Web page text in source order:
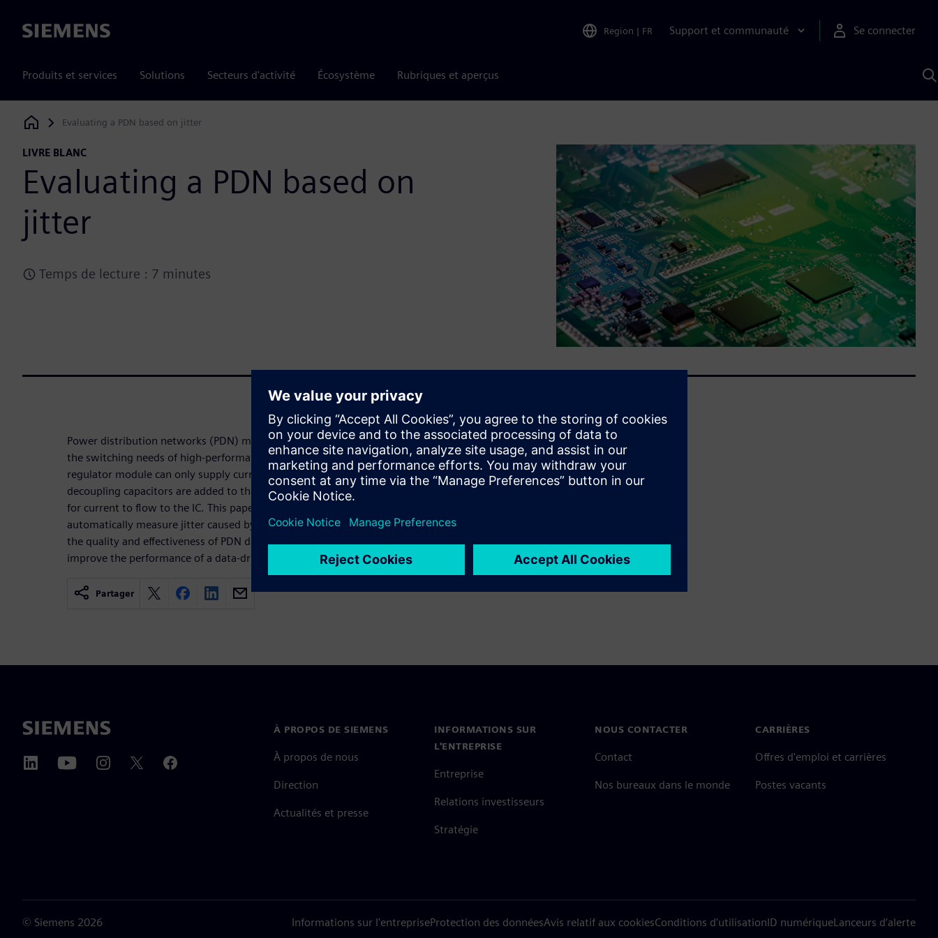
Siemens Region | FR Support et communauté Se connecter
Produits et services Solutions Secteurs d'activité Écosystème Rubriques et aperçus
Siemens Digital Industries Software
Evaluating a PDN based on jitter
LIVRE BLANC
Evaluating a PDN based on
jitter
Temps de lecture : 7 minutes
Power distribution networks (PDN) must supply current fast enough to meet
the switching needs of high-performance integrated circuits. As the voltage
regulator module can only supply current up to a limited frequency range,
decoupling capacitors are added to the PDN to provide a low impedance path
for current to flow to the IC. This paper describes a simulation methodology to
automatically measure jitter caused by a PDN and use the results to evaluate
the quality and effectiveness of PDN decoupling, since reducing jitter can
improve the performance of a data-driven interface
Partager
À PROPOS DE SIEMENS
À propos de nous
Direction
Actualités et presse
INFORMATIONS SUR
L'ENTREPRISE
Entreprise
Relations investisseurs
Stratégie
NOUS CONTACTER
Contact
Nos bureaux dans le monde
CARRIÈRES
Offres d'emploi et carrières
Postes vacants
© Siemens 2026 Informations sur l'entrepriseProtection des donnéesAvis relatif aux cookiesConditions d'utilisationID numériqueLanceurs d’alerte